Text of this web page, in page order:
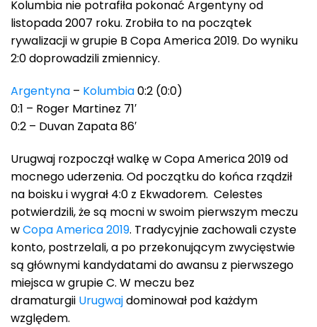
Kolumbia nie potrafiła pokonać Argentyny od
listopada 2007 roku. Zrobiła to na początek
rywalizacji w grupie B Copa America 2019. Do wyniku
2:0 doprowadzili zmiennicy.
Argentyna – Kolumbia0:2 (0:0)
0:1 – Roger Martinez 71′
0:2 – Duvan Zapata 86′
Urugwaj rozpoczął walkę w Copa America 2019 od
mocnego uderzenia. Od początku do końca rządził
na boisku i wygrał 4:0 z Ekwadorem. Celestes
potwierdzili, że są mocni w swoim pierwszym meczu
wCopa America 2019. Tradycyjnie zachowali czyste
konto, postrzelali, a po przekonującym zwycięstwie
są głównymi kandydatami do awansu z pierwszego
miejsca w grupie C. W meczu bez
dramaturgii Urugwajdominował pod każdym
względem.